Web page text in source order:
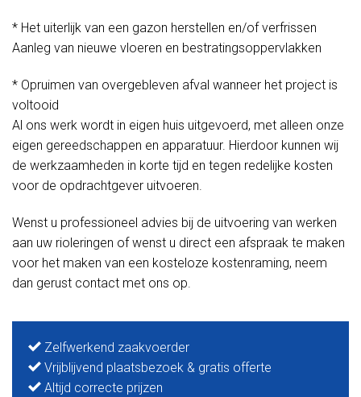
* Het uiterlijk van een gazon herstellen en/of verfrissen
Aanleg van nieuwe vloeren en bestratingsoppervlakken
* Opruimen van overgebleven afval wanneer het project is
voltooid
Al ons werk wordt in eigen huis uitgevoerd, met alleen onze
eigen gereedschappen en apparatuur. Hierdoor kunnen wij
de werkzaamheden in korte tijd en tegen redelijke kosten
voor de opdrachtgever uitvoeren.
Wenst u professioneel advies bij de uitvoering van werken
aan uw rioleringen of wenst u direct een afspraak te maken
voor het maken van een kosteloze kostenraming, neem
dan gerust contact met ons op.
Zelfwerkend zaakvoerder
Vrijblijvend plaatsbezoek & gratis offerte
Altijd correcte prijzen